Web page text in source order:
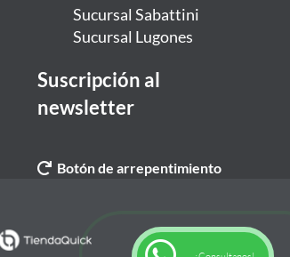
Sucursal Sabattini
Sucursal Lugones
Suscripción al
newsletter
Botón de arrepentimiento